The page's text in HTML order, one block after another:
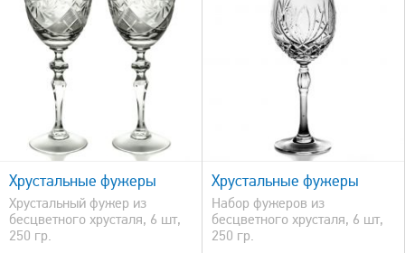
Хрустальные фужеры
Хрустальный фужер из
бесцветного хрусталя, 6 шт,
250 гр.
быстрый просмотр
Хрустальные фужеры
Набор фужеров из
бесцветного хрусталя, 6 шт,
250 гр.